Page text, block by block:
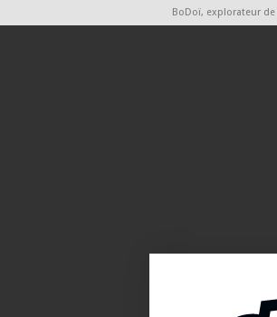
BoDoï, explorateur